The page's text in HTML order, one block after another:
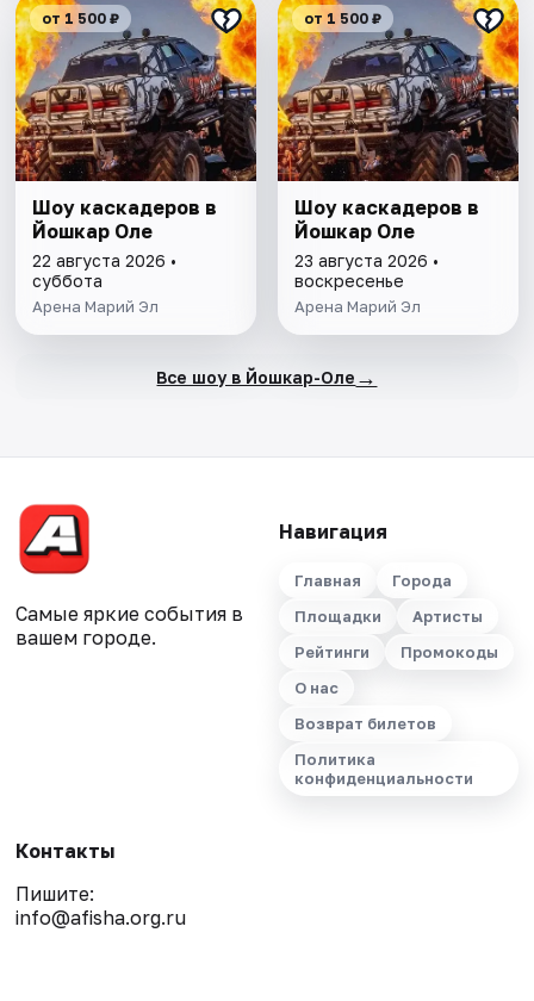
от 1 500 ₽
Шоу каскадеров в
Йошкар Оле
22 августа 2026 •
суббота
Арена Марий Эл
от 1 500 ₽
Шоу каскадеров в
Йошкар Оле
23 августа 2026 •
воскресенье
Арена Марий Эл
Все шоу в Йошкар-Оле →
Самые яркие события в
вашем городе.
Навигация
Главная
Города
Площадки
Артисты
Рейтинги
Промокоды
О нас
Возврат билетов
Политика
конфиденциальности
Контакты
Пишите:
info@afisha.org.ru